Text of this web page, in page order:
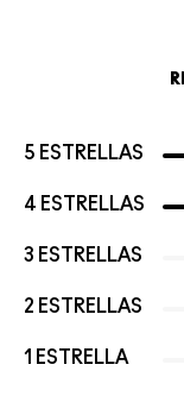
5 ESTRELLAS
4 ESTRELLAS
3 ESTRELLAS
2 ESTRELLAS
1 ESTRELLA